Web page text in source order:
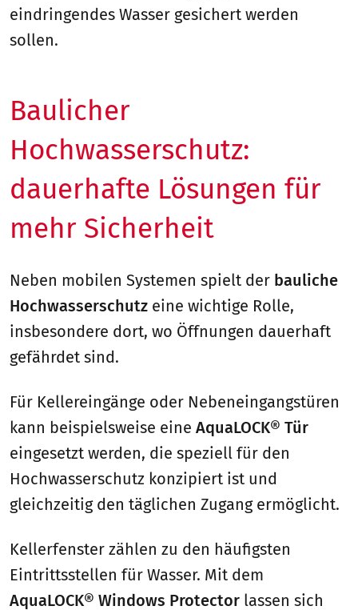
eindringendes Wasser gesichert werden
sollen.
Baulicher
Hochwasserschutz:
dauerhafte Lösungen für
mehr Sicherheit
Neben mobilen Systemen spielt der bauliche
Hochwasserschutz eine wichtige Rolle,
insbesondere dort, wo Öffnungen dauerhaft
gefährdet sind.
Für Kellereingänge oder Nebeneingangstüren
kann beispielsweise eine AquaLOCK® Tür
eingesetzt werden, die speziell für den
Hochwasserschutz konzipiert ist und
gleichzeitig den täglichen Zugang ermöglicht.
Kellerfenster zählen zu den häufigsten
Eintrittsstellen für Wasser. Mit dem
AquaLOCK® Windows Protector lassen sich